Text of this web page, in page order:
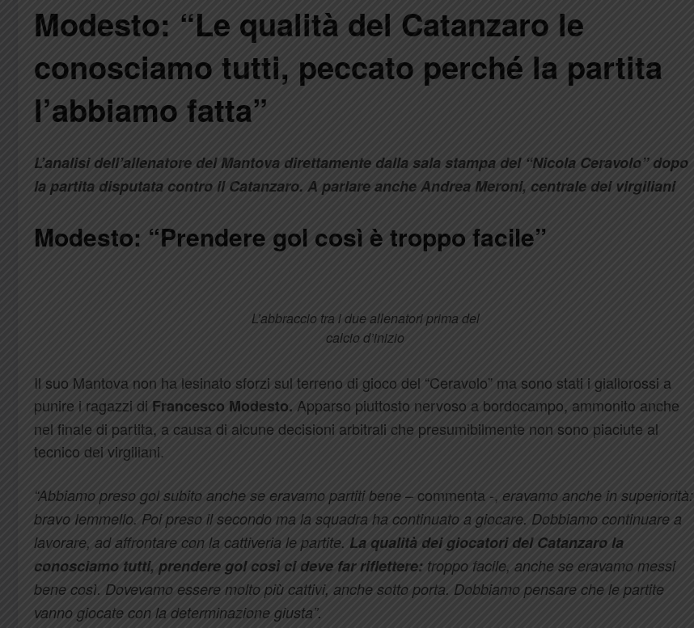
Modesto: “Le qualità del Catanzaro le
conosciamo tutti, peccato perché la partita
l’abbiamo fatta”
L’analisi dell’allenatore del Mantova direttamente dalla sala stampa del “Nicola Ceravolo” dopo
la partita disputata contro il Catanzaro. A parlare anche Andrea Meroni, centrale dei virgiliani
Modesto: “Prendere gol così è troppo facile”
L’abbraccio tra i due allenatori prima del
calcio d’inizio
Il suo Mantova non ha lesinato sforzi sul terreno di gioco del “Ceravolo” ma sono stati i giallorossi a
punire i ragazzi di Francesco Modesto. Apparso piuttosto nervoso a bordocampo, ammonito anche
nel finale di partita, a causa di alcune decisioni arbitrali che presumibilmente non sono piaciute al
tecnico dei virgiliani.
“Abbiamo preso gol subito anche se eravamo partiti bene – commenta -, eravamo anche in superiorità:
bravo Iemmello. Poi preso il secondo ma la squadra ha continuato a giocare. Dobbiamo continuare a
lavorare, ad affrontare con la cattiveria le partite. La qualità dei giocatori del Catanzaro la
conosciamo tutti, prendere gol così ci deve far riflettere: troppo facile, anche se eravamo messi
bene così. Dovevamo essere molto più cattivi, anche sotto porta. Dobbiamo pensare che le partite
vanno giocate con la determinazione giusta”.